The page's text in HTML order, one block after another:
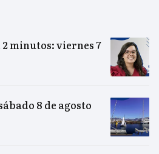
minutos: viernes 7
8 de agosto